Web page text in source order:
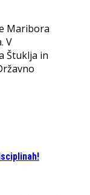
Maribora
V
Štuklja in